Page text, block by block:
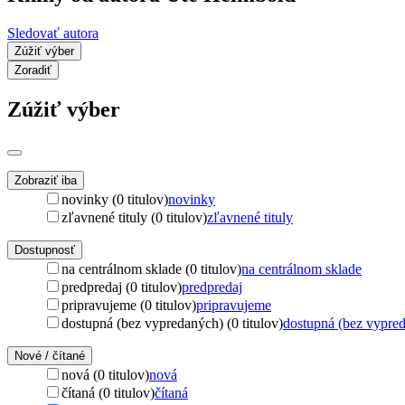
Sledovať autora
Zúžiť výber
Zoradiť
Zúžiť výber
Zobraziť iba
novinky (0 titulov)novinky
zľavnené tituly (0 titulov)zľavnené tituly
Dostupnosť
na centrálnom sklade (0 titulov)na centrálnom sklade
predpredaj (0 titulov)predpredaj
pripravujeme (0 titulov)pripravujeme
dostupná (bez vypredaných) (0 titulov)dostupná (bez
Nové / čítané
nová (0 titulov)nová
čítaná (0 titulov)čítaná